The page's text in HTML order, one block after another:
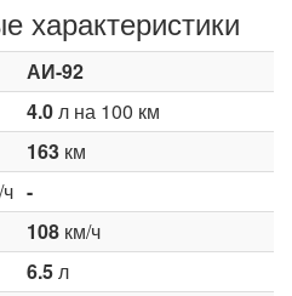
характеристики
АИ-92
4.0л на 100 км
163 км
-
108 км/ч
6.5л